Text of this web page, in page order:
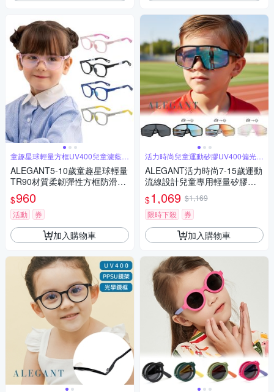
童趣星球輕量方框UV400兒童濾藍光
眼鏡
ALEGANT5-10歲童趣星球輕量
TR90材質柔韌彈性方框防滑彈
簧鏡腳│台灣品牌│開學用品│
外出穿搭
$960
活動 券
加入購物車
活力時尚兒童運動矽膠UV400偏光墨
鏡
ALEGANT活力時尚7-15歲運動
流線設計兒童專用輕量矽膠彈
性太陽眼鏡│UV400偏光墨鏡│
台灣品牌
$1,069 $1,169
限時下殺
券
加入購物車